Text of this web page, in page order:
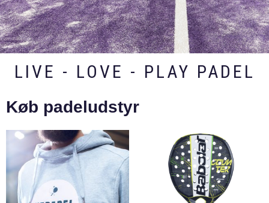
LIVE - LOVE - PLAY PADEL
Køb padeludstyr